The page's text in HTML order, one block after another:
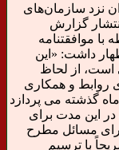
نزد سازمان‌های
گزارش
با موافقتنامه
داشت: «این
است، از لحاظ
روابط و همکاری
گذشته می پردازد
این مدت برای
مسائل مطرح
با ترسیم